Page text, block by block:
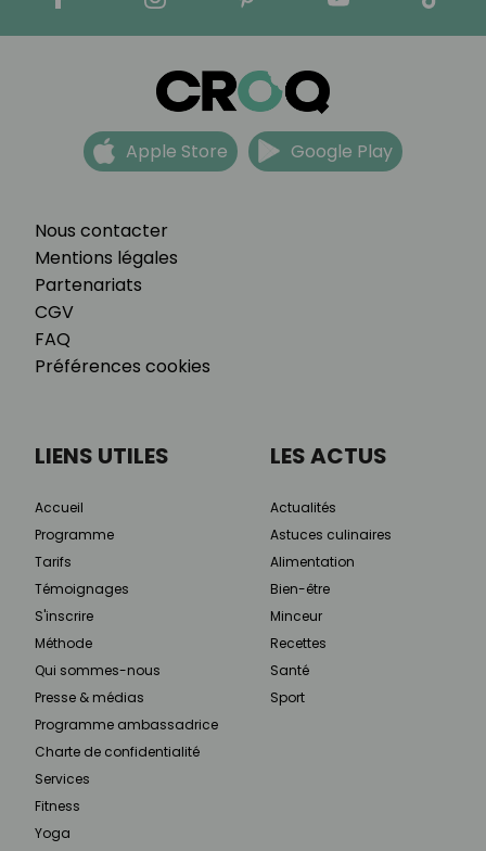
Nous contacter
Mentions légales
Partenariats
CGV
FAQ
Préférences cookies
Apple Store Google Play
LIENS UTILES
Accueil
Programme
Tarifs
Témoignages
S'inscrire
Méthode
Qui sommes-nous
Presse & médias
Programme ambassadrice
Charte de confidentialité
Services
Fitness
Yoga
LES ACTUS
Actualités
Astuces culinaires
Alimentation
Bien-être
Minceur
Recettes
Santé
Sport